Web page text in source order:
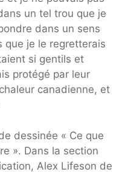
un tel trou que je
dans un sens
que je le regretterais
si gentils et
protégé par leur
canadienne, et
dessinée « Ce que
». Dans la section
Alex Lifeson de